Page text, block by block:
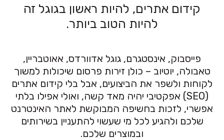
קידום אתרים, להיות ראשון בגוגל זה
להיות הטוב ביותר.
פייסבוק, אינסטגרם, גוגל אדוורדס, אאוטבריין,
טאבולה, יוטיוב – כולן זירות פרסום שיכולות למשוך
לקוחות ולשפר את הביצועים, אבל בלי קידום אתרים
(SEO) אפקטיבי יהיה מאד קשה, ואולי אפילו בלתי
אפשרי, לזכות בחשיפה המבוקשת לאתר האינטרנט
שלכם ולהגיע לכל מי שעשוי להתעניין בשירותים
ובמוצרים שלכם.